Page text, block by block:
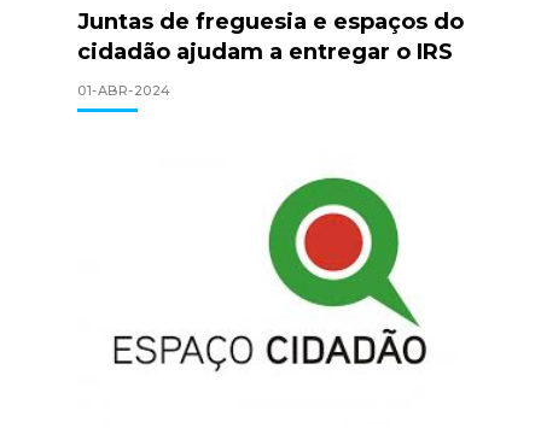
Juntas de freguesia e espaços do
cidadão ajudam a entregar o IRS
01-ABR-2024